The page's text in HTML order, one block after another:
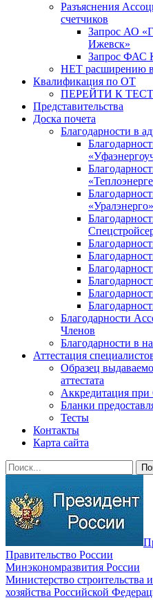
Разъяснения
счетчиков
Запрос АО
Ижевск»
Запрос ФАС
НЕТ расширению
Квалификация по ОТ
ПЕРЕЙТИ К
Представительства
Доска почета
Благодарности в
«Уралэнерго»
Благодарности
Членов
Благодарности в
Аттестация
Образец
аттестата
Аккредитация
Бланки
Тесты
Контакты
Карта сайта
Правительство России
Минэкономразвития России
Министерство
хозяйства Российской